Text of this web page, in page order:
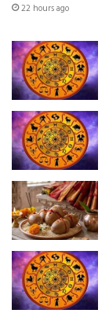
22 hours ago